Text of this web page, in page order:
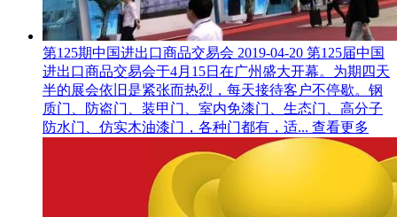
第125期中国进出口商品交易会 2019-04-20 第125届中国
进出口商品交易会于4月15日在广州盛大开幕。为期四天
半的展会依旧是紧张而热烈，每天接待客户不停歇。钢
质门、防盗门、装甲门、室内免漆门、生态门、高分子
防水门、仿实木油漆门，各种门都有，适... 查看更多